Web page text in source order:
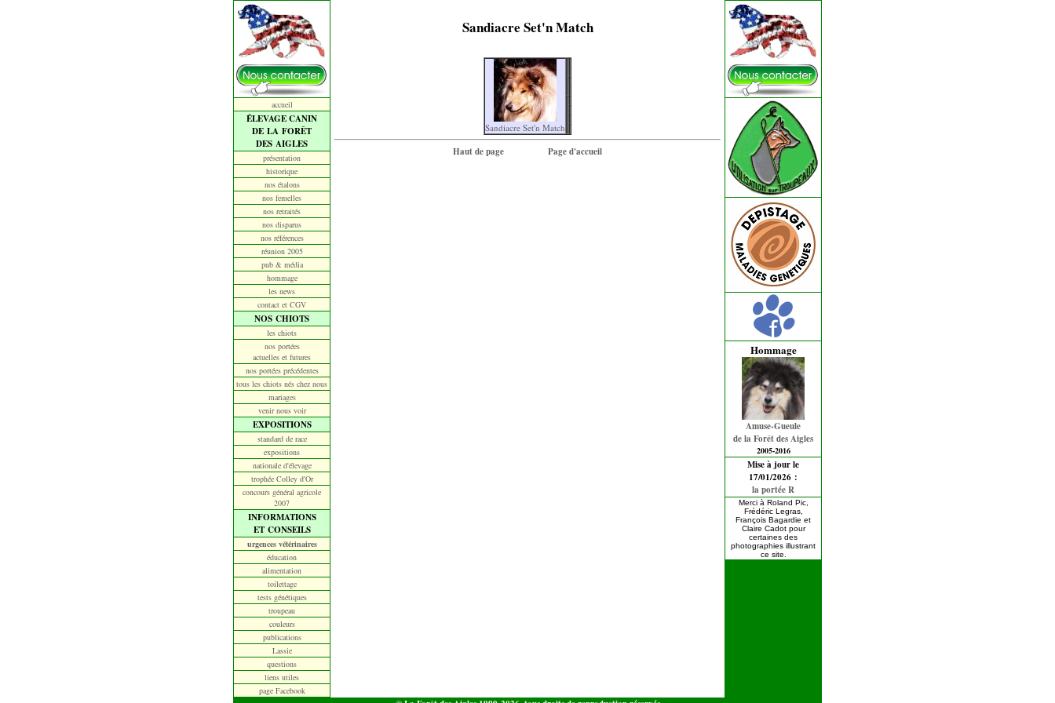
accueil
ÉLEVAGE CANIN
DE LA FORÊT
DES AIGLES
présentation
historique
nos étalons
nos femelles
nos retraités
nos disparus
nos références
réunion 2005
pub & média
hommage
les news
contact et CGV
NOS CHIOTS
les chiots
nos portées
actuelles et futures
nos portées précédentes
tous les chiots nés chez nous
mariages
venir nous voir
EXPOSITIONS
standard de race
expositions
nationale d'élevage
trophée Colley d'Or
concours général agricole
2007
INFORMATIONS
ET CONSEILS
urgences vétérinaires
éducation
alimentation
toilettage
tests génétiques
troupeau
couleurs
publications
Lassie
questions
liens utiles
page Facebook
Sandiacre Set'n Match
Sandiacre Set'n Match
Haut de page Page d'accueil
Hommage
Amuse-Gueule
de la Forêt des Aigles
2005-2016
Mise à jour le
17/01/2026 :
la portée R
Merci à Roland Pic,
Frédéric Legras,
François Bagardie et
Claire Cadot pour
certaines des
photographies illustrant
ce site.